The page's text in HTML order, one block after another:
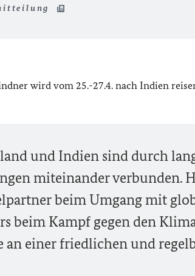
wird vom 25.-27.4. nach Indien
und Indien sind durch
miteinander verbunden.
beim Umgang mit
beim Kampf gegen den
an einer friedlichen und